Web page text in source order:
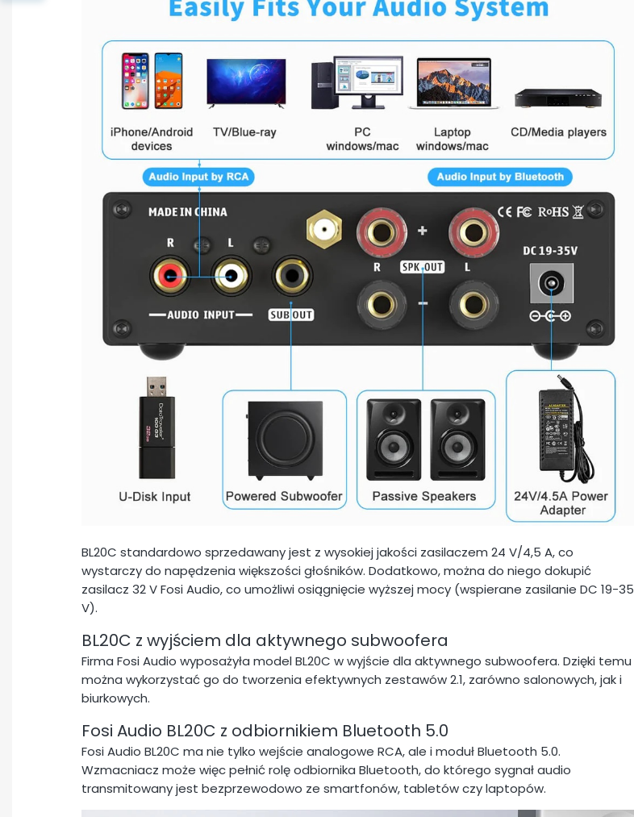
BL20C standardowo sprzedawany jest z wysokiej jakości zasilaczem 24 V/4,5 A, co
wystarczy do napędzenia większości głośników. Dodatkowo, można do niego dokupić
zasilacz 32 V Fosi Audio, co umożliwi osiągnięcie wyższej mocy (wspierane zasilanie DC 19-35
V).
BL20C z wyjściem dla aktywnego subwoofera
Firma Fosi Audio wyposażyła model BL20C w wyjście dla aktywnego subwoofera. Dzięki temu
można wykorzystać go do tworzenia efektywnych zestawów 2.1, zarówno salonowych, jak i
biurkowych.
Fosi Audio BL20C z odbiornikiem Bluetooth 5.0
Fosi Audio BL20C ma nie tylko wejście analogowe RCA, ale i moduł Bluetooth 5.0.
Wzmacniacz może więc pełnić rolę odbiornika Bluetooth, do którego sygnał audio
transmitowany jest bezprzewodowo ze smartfonów, tabletów czy laptopów.